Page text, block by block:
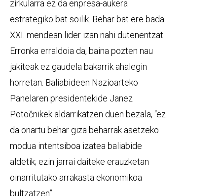
zirkularra ez da enpresa-aukera
estrategiko bat soilik. Behar bat ere bada
XXI. mendean lider izan nahi dutenentzat.
Erronka erraldoia da, baina pozten nau
jakiteak ez gaudela bakarrik ahalegin
horretan. Baliabideen Nazioarteko
Panelaren presidentekide Janez
Potočnikek aldarrikatzen duen bezala, “ez
da onartu behar giza beharrak asetzeko
modua intentsiboa izatea baliabide
aldetik; ezin jarrai daiteke erauzketan
oinarritutako arrakasta ekonomikoa
bultzatzen”.